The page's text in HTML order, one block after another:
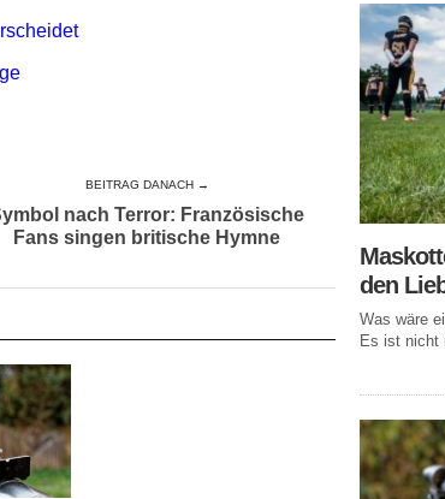
BEITRAG DANACH →
nach Terror: Französische
Fans singen britische Hymne
den
Was wäre
Es ist nicht